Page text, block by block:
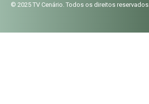
© 2025 TV Cenário. Todos os direitos reservados.